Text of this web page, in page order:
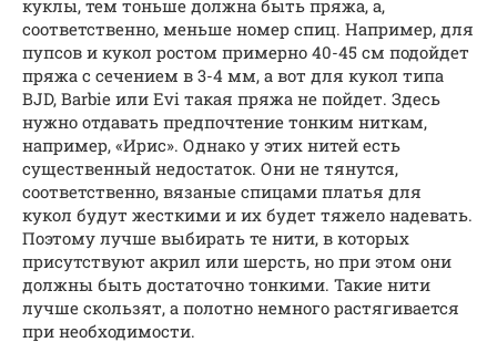
куклы, тем тоньше должна быть пряжа, а,
соответственно, меньше номер спиц. Например, для
пупсов и кукол ростом примерно 40-45 см подойдет
пряжа с сечением в 3-4 мм, а вот для кукол типа
BJD, Barbie или Evi такая пряжа не пойдет. Здесь
нужно отдавать предпочтение тонким ниткам,
например, «Ирис». Однако у этих нитей есть
существенный недостаток. Они не тянутся,
соответственно, вязаные спицами платья для
кукол будут жесткими и их будет тяжело надевать.
Поэтому лучше выбирать те нити, в которых
присутствуют акрил или шерсть, но при этом они
должны быть достаточно тонкими. Такие нити
лучше скользят, а полотно немного растягивается
при необходимости.